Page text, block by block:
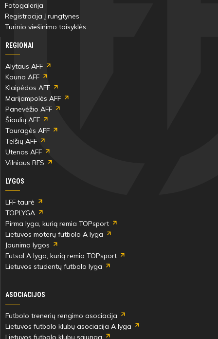
Fotogalerija
Registracija į rungtynes
Turinio viešinimo taisyklės
REGIONAI
Alytaus AFF
Kauno AFF
Klaipėdos AFF
Marijampolės AFF
Panevėžio AFF
Šiaulių AFF
Tauragės AFF
Telšių AFF
Utenos AFF
Vilniaus RFS
LYGOS
LFF taurė
TOPLYGA
Pirma lyga, kurią remia TOPsport
Lietuvos moterų futbolo A lyga
Jaunimo lygos
Futsal A lyga, kurią remia TOPsport
Lietuvos studentų futbolo lyga
ASOCIACIJOS
Futbolo trenerių rengimo asociacija
Lietuvos futbolo klubų asociacija A lyga
Lietuvos futbolo klubų sąjunga